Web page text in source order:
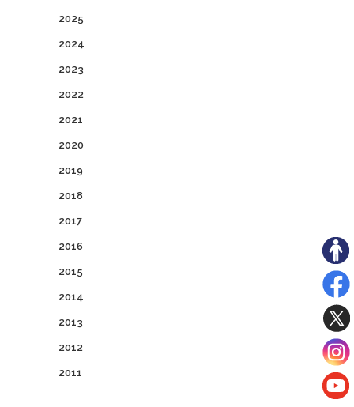
2025
2024
2023
2022
2021
2020
2019
2018
2017
2016
2015
2014
2013
2012
2011